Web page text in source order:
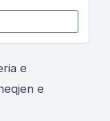
e
e